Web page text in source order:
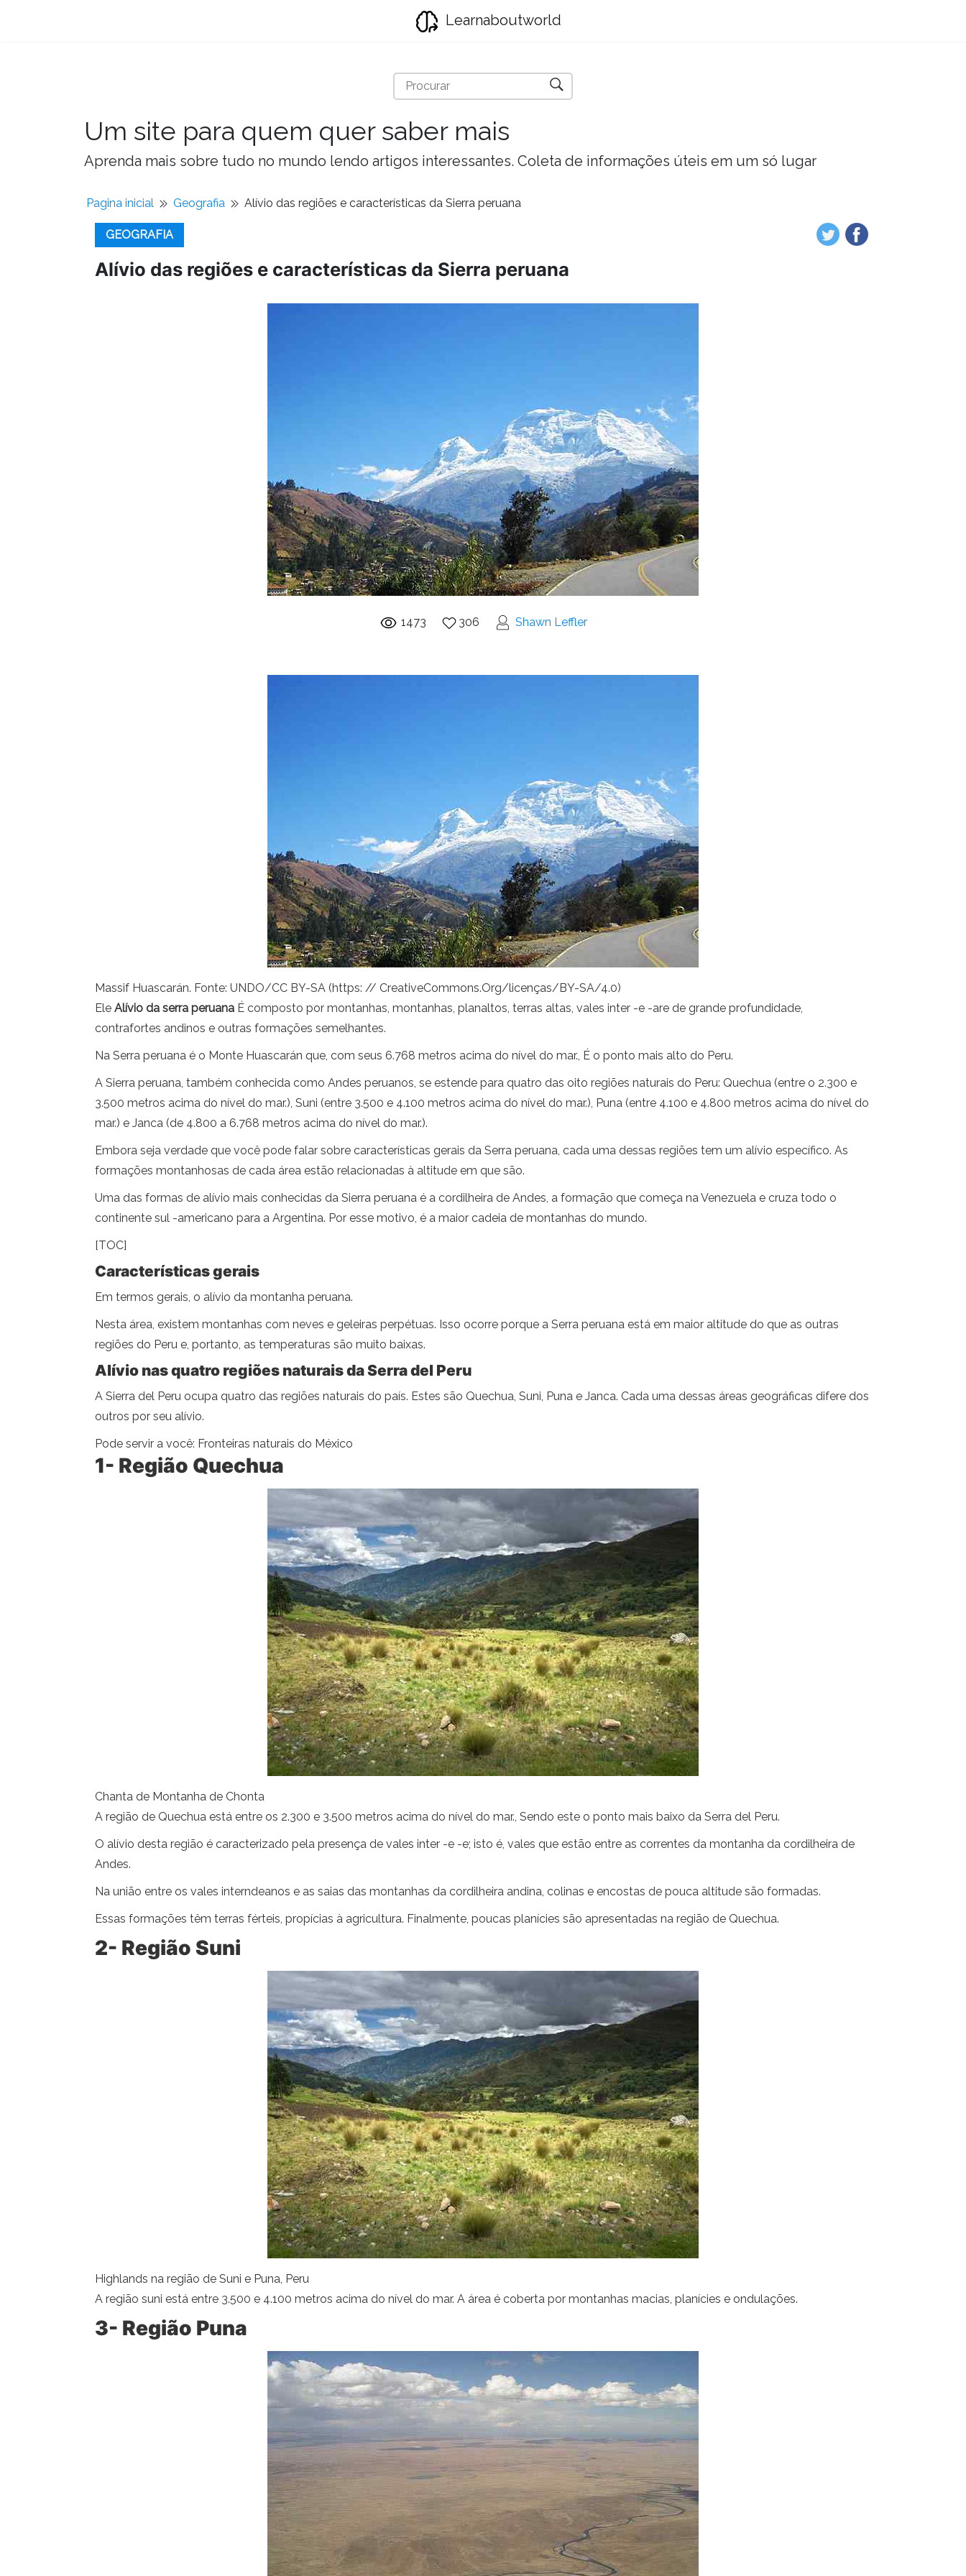
Learnaboutworld
Um site para quem quer saber mais
Aprenda mais sobre tudo no mundo lendo artigos interessantes. Coleta de informações úteis em um só lugar
Pagina inicial Geografia Alívio das regiões e características da Sierra peruana
GEOGRAFIA
Alívio das regiões e características da Sierra peruana
1473 306 Shawn Leffler
Massif Huascarán. Fonte: UNDO/CC BY-SA (https: // CreativeCommons.Org/licenças/BY-SA/4.0)
Ele Alívio da serra peruana É composto por montanhas, montanhas, planaltos, terras altas, vales inter -e -are de grande profundidade,
contrafortes andinos e outras formações semelhantes.
Na Serra peruana é o Monte Huascarán que, com seus 6.768 metros acima do nível do mar., É o ponto mais alto do Peru.
A Sierra peruana, também conhecida como Andes peruanos, se estende para quatro das oito regiões naturais do Peru: Quechua (entre o 2.300 e
3.500 metros acima do nível do mar.), Suni (entre 3.500 e 4.100 metros acima do nível do mar.), Puna (entre 4.100 e 4.800 metros acima do nível do
mar.) e Janca (de 4.800 a 6.768 metros acima do nível do mar.).
Embora seja verdade que você pode falar sobre características gerais da Serra peruana, cada uma dessas regiões tem um alívio específico. As
formações montanhosas de cada área estão relacionadas à altitude em que são.
Uma das formas de alívio mais conhecidas da Sierra peruana é a cordilheira de Andes, a formação que começa na Venezuela e cruza todo o
continente sul -americano para a Argentina. Por esse motivo, é a maior cadeia de montanhas do mundo.
[TOC]
Características gerais
Em termos gerais, o alívio da montanha peruana.
Nesta área, existem montanhas com neves e geleiras perpétuas. Isso ocorre porque a Serra peruana está em maior altitude do que as outras
regiões do Peru e, portanto, as temperaturas são muito baixas.
Alívio nas quatro regiões naturais da Serra del Peru
A Sierra del Peru ocupa quatro das regiões naturais do país. Estes são Quechua, Suni, Puna e Janca. Cada uma dessas áreas geográficas difere dos
outros por seu alívio.
Pode servir a você: Fronteiras naturais do México
1- Região Quechua
Chanta de Montanha de Chonta
A região de Quechua está entre os 2.300 e 3.500 metros acima do nível do mar., Sendo este o ponto mais baixo da Serra del Peru.
O alívio desta região é caracterizado pela presença de vales inter -e -e; isto é, vales que estão entre as correntes da montanha da cordilheira de
Andes.
Na união entre os vales interndeanos e as saias das montanhas da cordilheira andina, colinas e encostas de pouca altitude são formadas.
Essas formações têm terras férteis, propícias à agricultura. Finalmente, poucas planícies são apresentadas na região de Quechua.
2- Região Suni
Highlands na região de Suni e Puna, Peru
A região suni está entre 3.500 e 4.100 metros acima do nível do mar. A área é coberta por montanhas macias, planícies e ondulações.
3- Região Puna